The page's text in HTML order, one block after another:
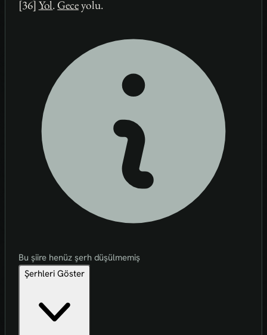
[36] Yol. Geceyolu.
Bu şiire henüz şerh düşülmemiş
Şerhleri Göster